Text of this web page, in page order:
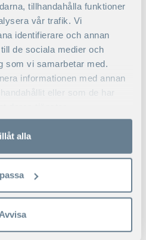
tillhandahålla funktioner
vår trafik. Vi
identifierare och annan
de sociala medier och
som vi samarbetar med.
informationen med annan
eller som de har
alla
Avvisa
har fått en ökad förståelse
bättre beredskap för det
högst otänkbart med låg
– eller katastrofal –
har väckt liv i den svarta
incident- och
den övergripande
som påverkar och i
stora delar av
åstadkomma detta.”
får jag med mig